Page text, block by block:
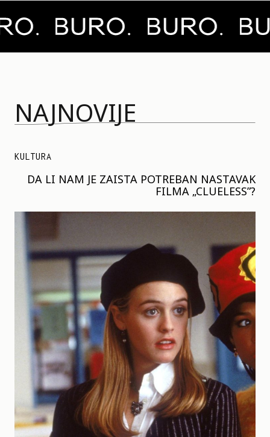
NAJNOVIJE
KULTURA
DA LI NAM JE ZAISTA POTREBAN NASTAVAK
FILMA „CLUELESS”?